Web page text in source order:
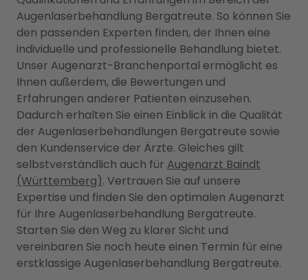
Augenlaserbehandlung Bergatreute. So können Sie
den passenden Experten finden, der Ihnen eine
individuelle und professionelle Behandlung bietet.
Unser Augenarzt-Branchenportal ermöglicht es
Ihnen außerdem, die Bewertungen und
Erfahrungen anderer Patienten einzusehen.
Dadurch erhalten Sie einen Einblick in die Qualität
der Augenlaserbehandlungen Bergatreute sowie
den Kundenservice der Ärzte. Gleiches gilt
selbstverständlich auch für Augenarzt Baindt
(Württemberg). Vertrauen Sie auf unsere
Expertise und finden Sie den optimalen Augenarzt
für Ihre Augenlaserbehandlung Bergatreute.
Starten Sie den Weg zu klarer Sicht und
vereinbaren Sie noch heute einen Termin für eine
erstklassige Augenlaserbehandlung Bergatreute.